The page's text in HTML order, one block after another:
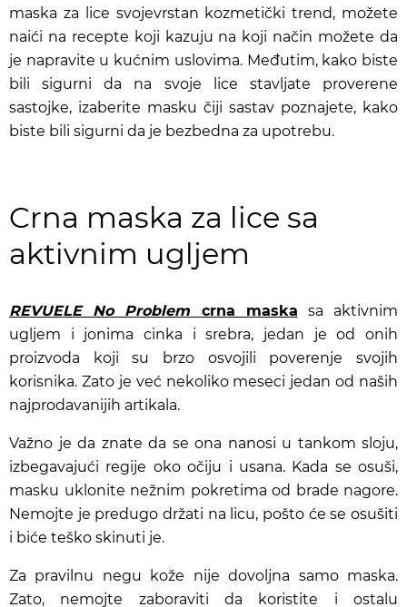
maska za lice svojevrstan kozmetički trend, možete
naići na recepte koji kazuju na koji način možete da
je napravite u kućnim uslovima. Međutim, kako biste
bili sigurni da na svoje lice stavljate proverene
sastojke, izaberite masku čiji sastav poznajete, kako
biste bili sigurni da je bezbedna za upotrebu.
Crna maska za lice sa
aktivnim ugljem
REVUELE No Problem crna maska sa aktivnim
ugljem i jonima cinka i srebra, jedan je od onih
proizvoda koji su brzo osvojili poverenje svojih
korisnika. Zato je već nekoliko meseci jedan od naših
najprodavanijih artikala.
Važno je da znate da se ona nanosi u tankom sloju,
izbegavajući regije oko očiju i usana. Kada se osuši,
masku uklonite nežnim pokretima od brade nagore.
Nemojte je predugo držati na licu, pošto će se osušiti
i biće teško skinuti je.
Za pravilnu negu kože nije dovoljna samo maska.
Zato, nemojte zaboraviti da koristite i ostalu